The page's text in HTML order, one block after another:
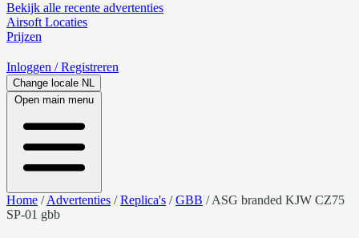
Bekijk alle recente advertenties
Airsoft Locaties
Prijzen
Inloggen / Registreren
Change locale NL
Open main menu
Home /Advertenties /Replica's /GBB /ASG branded KJW CZ75
SP-01 gbb